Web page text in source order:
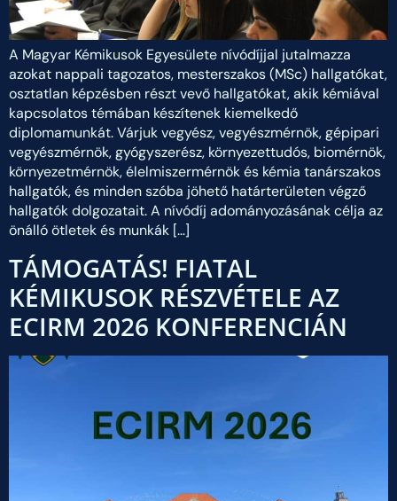
A Magyar Kémikusok Egyesülete nívódíjjal jutalmazza
azokat nappali tagozatos, mesterszakos (MSc) hallgatókat,
osztatlan képzésben részt vevő hallgatókat, akik kémiával
kapcsolatos témában készítenek kiemelkedő
diplomamunkát. Várjuk vegyész, vegyészmérnök, gépipari
vegyészmérnök, gyógyszerész, környezettudós, biomérnök,
környezetmérnök, élelmiszermérnök és kémia tanárszakos
hallgatók, és minden szóba jöhető határterületen végző
hallgatók dolgozatait. A nívódíj adományozásának célja az
önálló ötletek és munkák […]
TÁMOGATÁS! FIATAL
KÉMIKUSOK RÉSZVÉTELE AZ
ECIRM 2026 KONFERENCIÁN